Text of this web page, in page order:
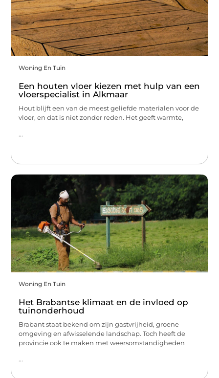
Woning En Tuin
Een houten vloer kiezen met hulp van een
vloerspecialist in Alkmaar
Hout blijft een van de meest geliefde materialen voor de
vloer, en dat is niet zonder reden. Het geeft warmte,
...
Woning En Tuin
Het Brabantse klimaat en de invloed op
tuinonderhoud
Brabant staat bekend om zijn gastvrijheid, groene
omgeving en afwisselende landschap. Toch heeft de
provincie ook te maken met weersomstandigheden
...